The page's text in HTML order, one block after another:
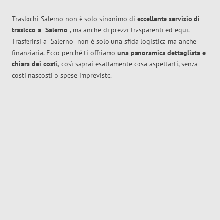
Traslochi Salerno non è solo sinonimo di eccellente servizio di
trasloco a Salerno , ma anche di prezzi trasparenti ed equi.
Trasferirsi a Salerno non è solo una sfida logistica ma anche
finanziaria. Ecco perché ti offriamo una panoramica dettagliata e
chiara dei costi, così saprai esattamente cosa aspettarti, senza
costi nascosti o spese impreviste.